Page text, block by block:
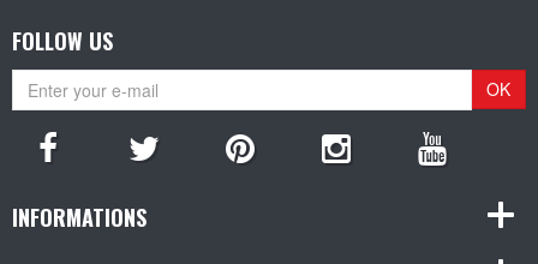
FOLLOW US
OK
INFORMATIONS